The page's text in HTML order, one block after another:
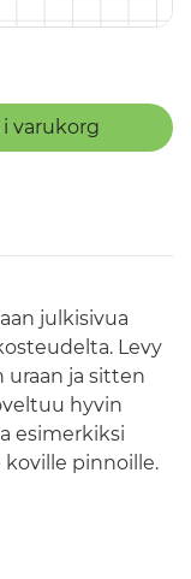
i varukorg
julkisivua
Levy
uraan ja sitten
hyvin
esimerkiksi
koville pinnoille.